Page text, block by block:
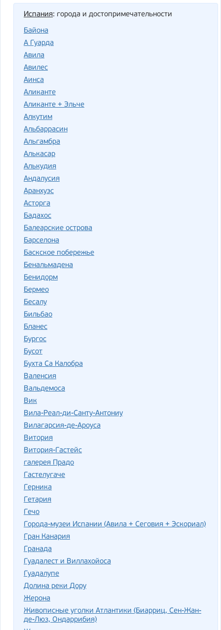
Испания: города и достопримечательности
Байона
А Гуарда
Авила
Авилес
Аинса
Аликанте
Аликанте + Эльче
Алкутим
Альбаррасин
Альгамбра
Алькасар
Алькудия
Андалусия
Аранхуэс
Асторга
Бадахос
Балеарские острова
Барселона
Баскское побережье
Бенальмадена
Бенидорм
Бермео
Бесалу
Бильбао
Бланес
Бургос
Бусот
Бухта Са Калобра
Валенсия
Вальдемоса
Вик
Вила-Реал-ди-Санту-Антониу
Вилагарсия-де-Ароуса
Витория
Витория-Гастейс
галерея Прадо
Гастелугаче
Герника
Гетария
Гечо
Города-музеи Испании (Авила + Сеговия + Эскориал)
Гран Канария
Гранада
Гуадалест и Виллахойоса
Гуадалупе
Долина реки Дору
Жерона
Живописные уголки Атлантики (Биарриц, Сен-Жан-
де-Люз, Ондаррибия)